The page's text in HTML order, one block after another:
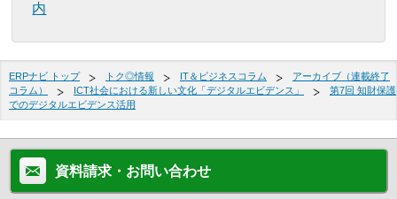
内
ERPナビ トップ トク◎情報 IT＆ビジネスコラム
アーカイブ（連載終了
コラム）
ICT社会における新しい文化「デジタルエビデンス」
第7回 知財保護
でのデジタルエビデンス活用
資料請求・お問い合わせ